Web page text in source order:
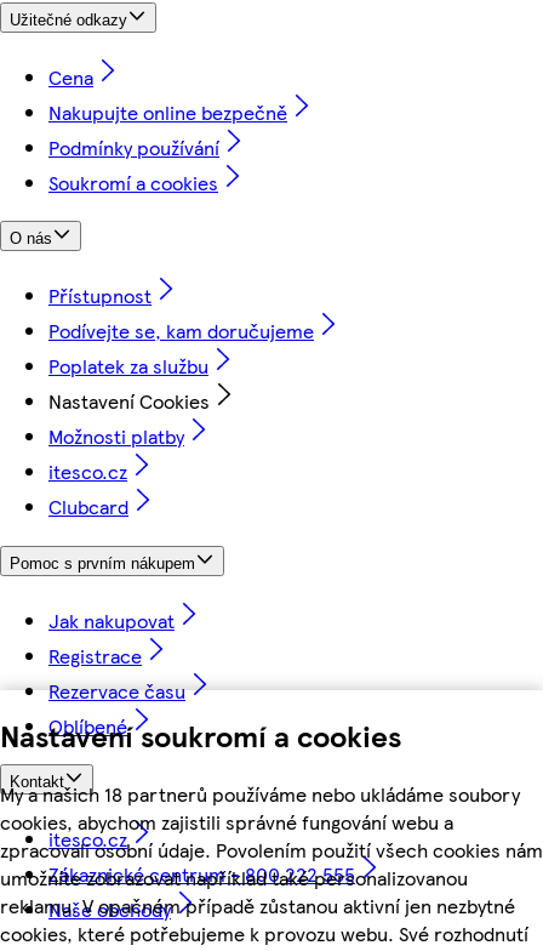
Nastavení soukromí a cookies
My a našich 18 partnerů používáme nebo ukládáme soubory
cookies, abychom zajistili správné fungování webu a
zpracovali osobní údaje. Povolením použití všech cookies nám
umožníte zobrazovat například také personalizovanou
reklamu. V opačném případě zůstanou aktivní jen nezbytné
cookies, které potřebujeme k provozu webu. Své rozhodnutí
Užitečné odkazy
Cena
Nakupujte online bezpečně
Podmínky používání
Soukromí a cookies
O nás
Přístupnost
Podívejte se, kam doručujeme
Poplatek za službu
Nastavení Cookies
Možnosti platby
itesco.cz
Clubcard
Pomoc s prvním nákupem
Jak nakupovat
Registrace
Rezervace času
Oblíbené
Kontakt
itesco.cz
Zákaznické centrum - 800 222 555
Naše obchody